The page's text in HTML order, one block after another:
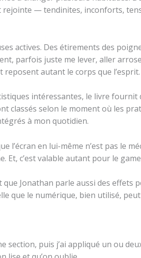
rejointe — tendinites, inconforts,
actives. Des étirements des
parfois juste me lever, aller
autant le corps que l’esprit.
intéressantes, le livre fournit
classés selon le moment où les
à mon quotidien.
l’écran en lui-même n’est pas le
Et, c’est valable autant pour le
que Jonathan parle aussi des effets
que le numérique, bien utilisé,
section, puis j’ai appliqué un ou